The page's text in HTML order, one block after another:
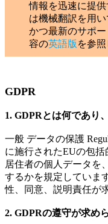
情報を迅速に提
は機械翻訳を用
かつ最新のサポ
容の英語版 を参照
GDPR
1. GDPRとは何であり
一般 データの保護
に施行されたEUの包
居住者の個人データを
するかを規定していま
性、同意、説明責任が
2. GDPRの遵守が求め